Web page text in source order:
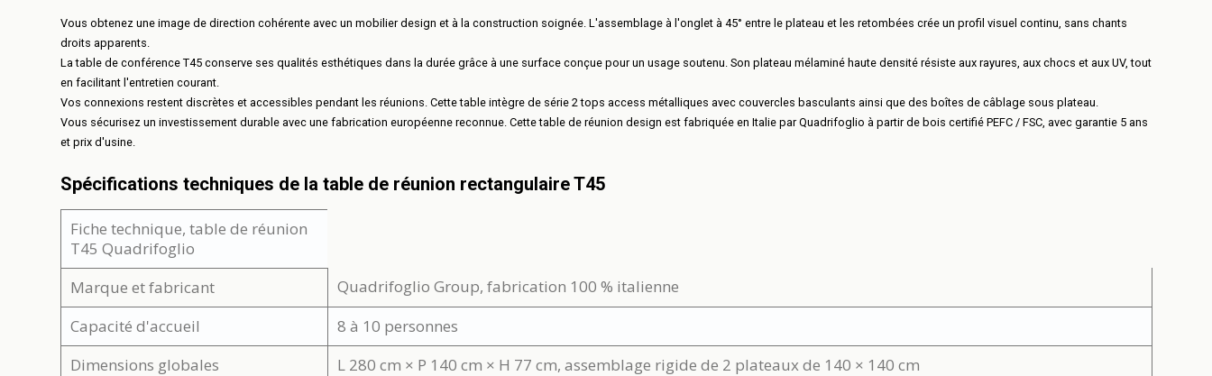
Vous obtenez une image de direction cohérente avec un mobilier design et à la construction soignée. L'assemblage à l'onglet à 45° entre le plateau et les retombées crée un profil visuel continu, sans chants
droits apparents.
La table de conférence T45 conserve ses qualités esthétiques dans la durée grâce à une surface conçue pour un usage soutenu. Son plateau mélaminé haute densité résiste aux rayures, aux chocs et aux UV, tout
en facilitant l'entretien courant.
Vos connexions restent discrètes et accessibles pendant les réunions. Cette table intègre de série 2 tops access métalliques avec couvercles basculants ainsi que des boîtes de câblage sous plateau.
Vous sécurisez un investissement durable avec une fabrication européenne reconnue. Cette table de réunion design est fabriquée en Italie par Quadrifoglio à partir de bois certifié PEFC / FSC, avec garantie 5 ans
et prix d'usine.
Spécifications techniques de la table de réunion rectangulaire T45
Fiche technique, table de réunion
T45 Quadrifoglio
Marque et fabricant
Quadrifoglio Group, fabrication 100 % italienne
Capacité d'accueil
8 à 10 personnes
Dimensions globales
L 280 cm × P 140 cm × H 77 cm, assemblage rigide de 2 plateaux de 140 × 140 cm